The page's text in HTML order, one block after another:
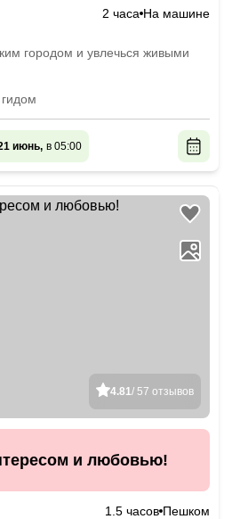
2 часа На машине
городом и увлечься живыми
июнь, в 05:00
4.81/ 57 отзывов
и любовью!
1.5 часов Пешком